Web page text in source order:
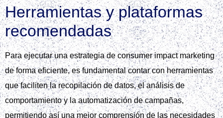
Herramientas y plataformas
recomendadas
Para ejecutar una estrategia de consumer impact marketing
de forma eficiente, es fundamental contar con herramientas
que faciliten la recopilación de datos, el análisis de
comportamiento y la automatización de campañas,
permitiendo así una mejor comprensión de las necesidades